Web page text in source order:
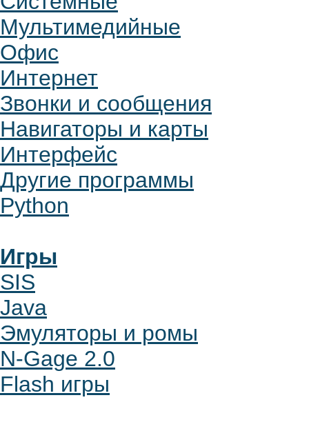
Мультимедийные
Офис
Интернет
Звонки и сообщения
Навигаторы и карты
Интерфейс
Другие программы
Python
Игры
SIS
Java
Эмуляторы и ромы
N-Gage 2.0
Flash игры